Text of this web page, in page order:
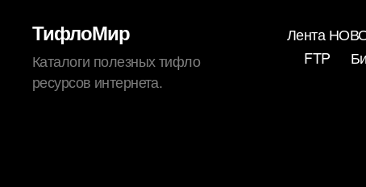
ТифлоМир
Каталоги полезных тифло
ресурсов интернета.
Лента
FTP